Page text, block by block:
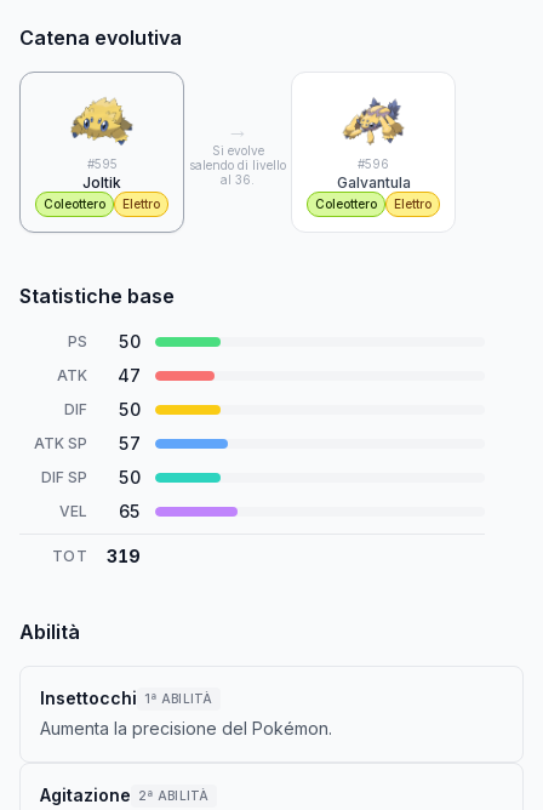
Catena evolutiva
#595
Joltik
Coleottero Elettro
→
Si evolve
salendo di livello
al 36.
#596
Galvantula
Coleottero Elettro
Statistiche base
PS 50
ATK 47
DIF 50
ATK SP 57
DIF SP 50
VEL 65
TOT 319
Abilità
Insettocchi 1ª ABILITÀ
Aumenta la precisione del Pokémon.
Agitazione 2ª ABILITÀ